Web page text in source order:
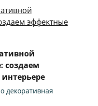
создаем
декоративная